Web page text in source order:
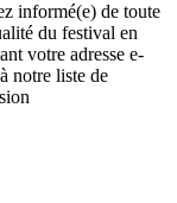
informé(e) de toute
du festival en
votre adresse e-
notre liste de